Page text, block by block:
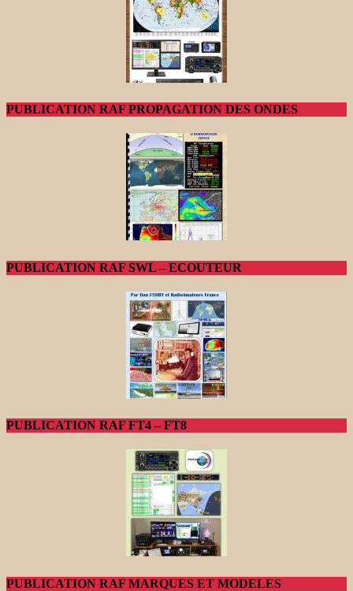
PUBLICATION RAF PROPAGATION DES ONDES
PUBLICATION RAF SWL – ECOUTEUR
PUBLICATION RAF FT4 – FT8
PUBLICATION RAF MARQUES ET MODELES